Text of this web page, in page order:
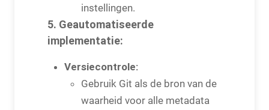
instellingen.
5. Geautomatiseerde
implementatie:
Versiecontrole:
Gebruik Git als de bron van de
waarheid voor alle metadata